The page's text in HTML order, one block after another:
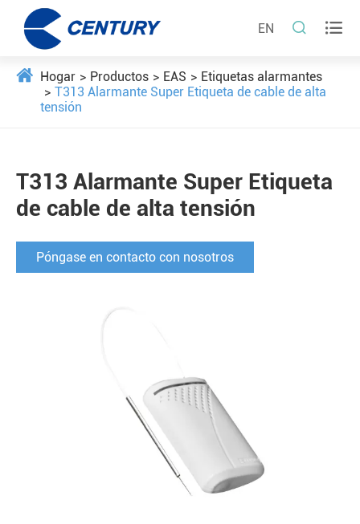
EN  
Hogar Productos EAS
Etiquetas alarmantes
T313 Alarmante Super Etiqueta de cable de alta
tensión
T313 Alarmante Super Etiqueta
de cable de alta tensión
Póngase en contacto con nosotros